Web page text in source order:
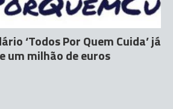
‘Todos Por Quem Cuida’ já
um milhão de euros